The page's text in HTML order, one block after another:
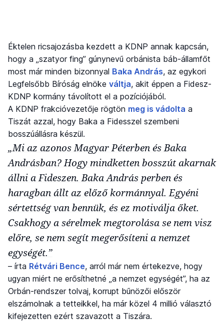
Éktelen ricsajozásba kezdett a KDNP annak kapcsán,
hogy a „szatyor fing” gúnynevű orbánista báb-államfőt
most már minden bizonnyal Baka András, az egykori
Legfelsőbb Bíróság elnöke váltja, akit éppen a Fidesz-
KDNP kormány távolított el a pozíciójából.
A KDNP frakcióvezetője rögtön meg is vádolta a
Tiszát azzal, hogy Baka a Fidesszel szembeni
bosszúállásra készül.
„Mi az azonos Magyar Péterben és Baka
Andrásban? Hogy mindketten bosszút akarnak
állni a Fideszen. Baka András perben és
haragban állt az előző kormánnyal. Egyéni
sértettség van bennük, és ez motiválja őket.
Csakhogy a sérelmek megtorolása se nem visz
előre, se nem segít megerősíteni a nemzet
egységét.”
– írta Rétvári Bence, arról már nem értekezve, hogy
ugyan miért ne erősíthetné „a nemzet egységét”, ha az
Orbán-rendszer tolvaj, korrupt bűnözői először
elszámolnak a tetteikkel, ha már közel 4 millió választó
kifejezetten ezért szavazott a Tiszára.